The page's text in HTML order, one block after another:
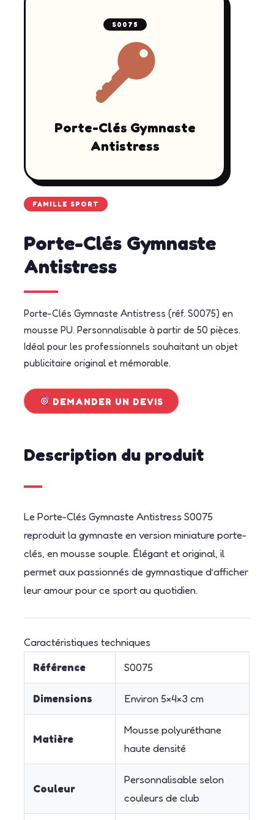
S0075
Porte-Clés Gymnaste
Antistress
FAMILLE SPORT
Porte-Clés Gymnaste
Antistress
Porte-Clés Gymnaste Antistress (réf. S0075) en
mousse PU. Personnalisable à partir de 50 pièces.
Idéal pour les professionnels souhaitant un objet
publicitaire original et mémorable.
DEMANDER UN DEVIS
Description du produit
Le Porte-Clés Gymnaste Antistress S0075
reproduit la gymnaste en version miniature porte-
clés, en mousse souple. Élégant et original, il
permet aux passionnés de gymnastique d’afficher
leur amour pour ce sport au quotidien.
Caractéristiques techniques
Référence
S0075
Dimensions Environ 5×4×3 cm
Matière
Mousse polyuréthane
haute densité
Couleur
Personnalisable selon
couleurs de club